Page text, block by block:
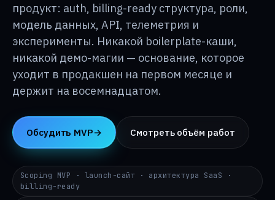
↳ О p24
→ Контакты
продукт: auth, billing-ready структура, роли,
модель данных, API, телеметрия и
эксперименты. Никакой boilerplate-каши,
никакой демо-магии — основание, которое
уходит в продакшен на первом месяце и
держит на восемнадцатом.
Обсудить MVP→ Смотреть объём работ
Scoping MVP · launch-сайт · архитектура SaaS ·
billing-ready